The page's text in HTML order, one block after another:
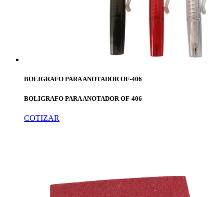
BOLIGRAFO PARA ANOTADOR OF-406
BOLIGRAFO PARA ANOTADOR OF-406
COTIZAR